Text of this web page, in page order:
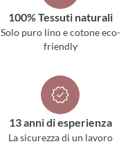
100% Tessuti naturali
Solo puro lino e cotone eco-
friendly
13 anni di esperienza
La sicurezza di un lavoro